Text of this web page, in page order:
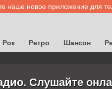
наше новое приложение для
Рок Ретро Шансон
Слушайте